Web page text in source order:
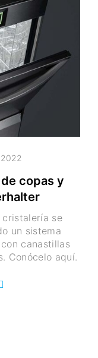
copas y
cristalería se
un sistema
canastillas
Conócelo aquí.